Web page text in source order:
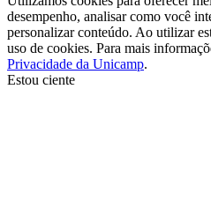
desempenho, analisar como você
personalizar conteúdo. Ao utilizar
uso de cookies. Para mais
Privacidade da Unicamp.
Estou ciente